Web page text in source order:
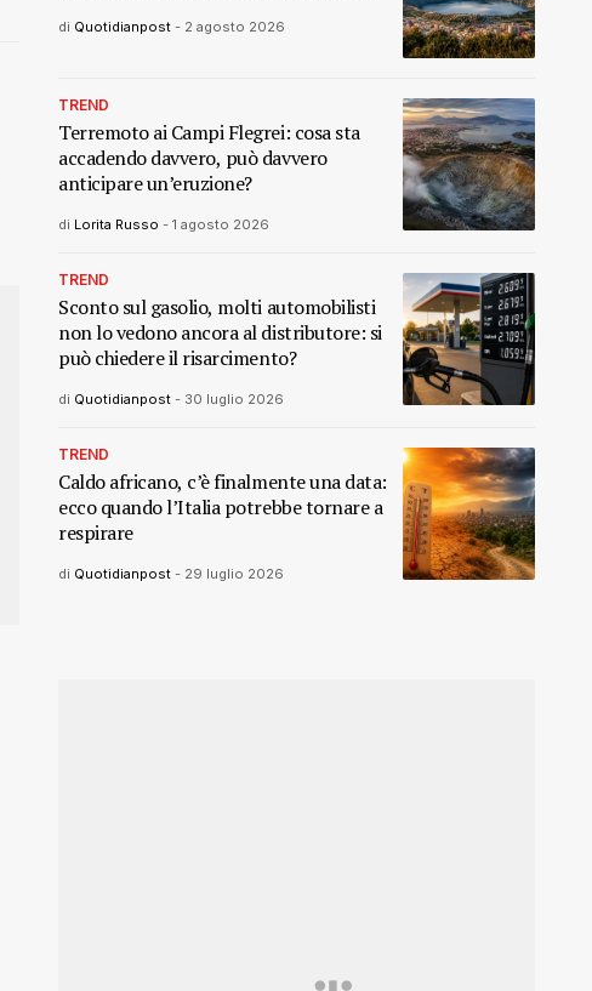
di Quotidianpost - 2 agosto 2026
TREND
Terremoto ai Campi Flegrei: cosa sta
accadendo davvero, può davvero
anticipare un’eruzione?
di Lorita Russo - 1 agosto 2026
TREND
Sconto sul gasolio, molti automobilisti
non lo vedono ancora al distributore: si
può chiedere il risarcimento?
di Quotidianpost - 30 luglio 2026
TREND
Caldo africano, c’è finalmente una data:
ecco quando l’Italia potrebbe tornare a
respirare
di Quotidianpost - 29 luglio 2026